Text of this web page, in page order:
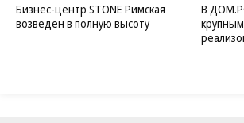
Бизнес-центр STONE Римская
возведен в полную высоту
В